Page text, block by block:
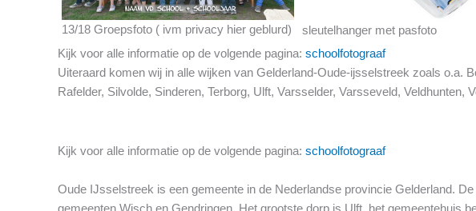
13/18 Groepsfoto ( ivm privacy hier geblurd) sleutelhanger met pasfoto
Kijk voor alle informatie op de volgende pagina: schoolfotograaf
Uiteraard komen wij in alle wijken van Gelderland-Oude-ijsselstreek zoals o.a.
Rafelder, Silvolde, Sinderen, Terborg, Ulft, Varsselder, Varsseveld,
Kijk voor alle informatie op de volgende pagina: schoolfotograaf
Oude IJsselstreek is een gemeente in de Nederlandse provincie Gelderland.
gemeenten Wisch en Gendringen. Het grootste dorp is Ulft, het gemeentehuis